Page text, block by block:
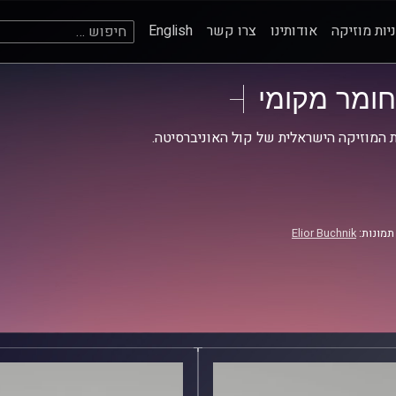
מוזיקה אודותינו צרו קשר English חיפוש:
חומר מקומי
המוזיקה הישראלית של קול האוניברסיטה.
Elior Buchnik